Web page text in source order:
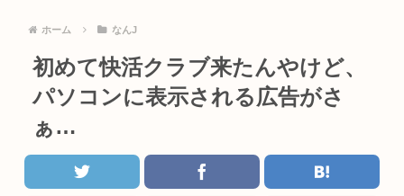
ホーム なんJ
初めて快活クラブ来たんやけど、
パソコンに表示される広告がさ
ぁ…